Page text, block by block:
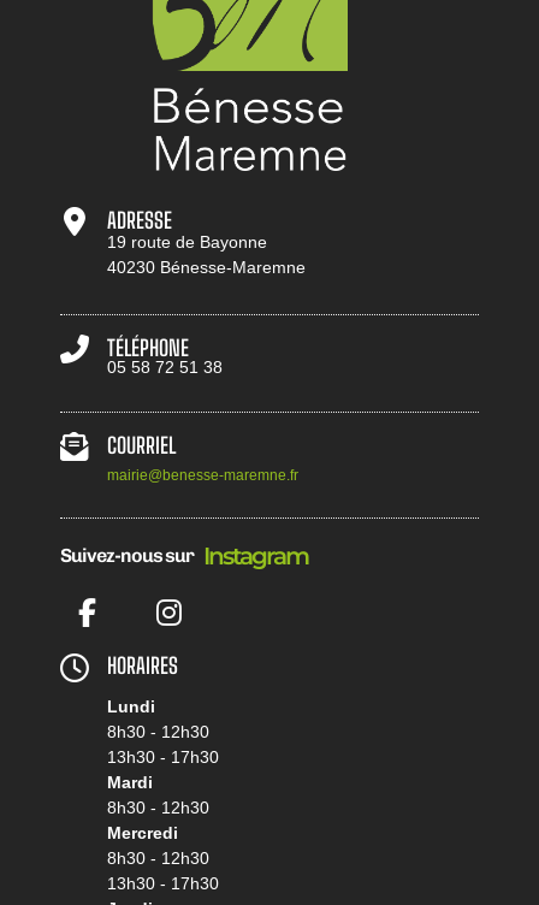
ADRESSE
19 route de Bayonne
40230 Bénesse-Maremne
TÉLÉPHONE
05 58 72 51 38
COURRIEL
mairie@benesse-maremne.fr
Suivez-nous sur Instagram
FacebookInstagram
HORAIRES
Lundi
8h30 - 12h30
13h30 - 17h30
Mardi
8h30 - 12h30
Mercredi
8h30 - 12h30
13h30 - 17h30